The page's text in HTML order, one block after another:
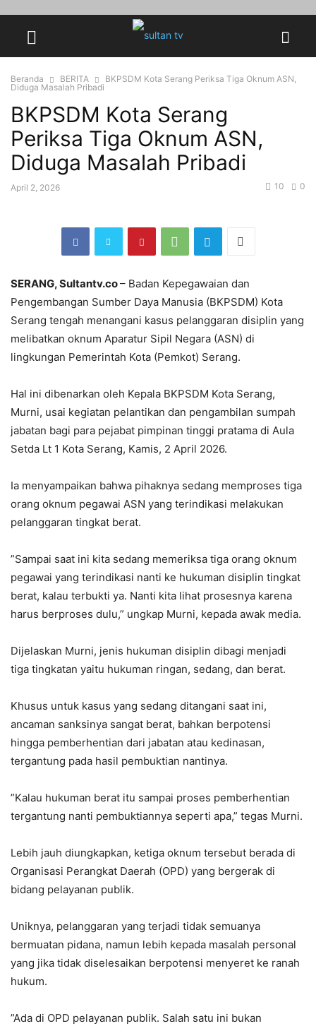
Beranda BERITA
‎BKPSDM Kota Serang Periksa Tiga Oknum ASN,
Diduga Masalah Pribadi
‎BKPSDM Kota Serang
Periksa Tiga Oknum ASN,
Diduga Masalah Pribadi
April 2, 2026 0
10
SERANG, Sultantv.co– Badan Kepegawaian dan
Pengembangan Sumber Daya Manusia (BKPSDM) Kota
Serang tengah menangani kasus pelanggaran disiplin yang
melibatkan oknum Aparatur Sipil Negara (ASN) di
lingkungan Pemerintah Kota (Pemkot) Serang.
‎Hal ini dibenarkan oleh Kepala BKPSDM Kota Serang,
Murni, usai kegiatan pelantikan dan pengambilan sumpah
jabatan bagi para pejabat pimpinan tinggi pratama di Aula
Setda Lt 1 Kota Serang, Kamis, 2 April 2026.
‎Ia menyampaikan bahwa pihaknya sedang memproses tiga
orang oknum pegawai ASN yang terindikasi melakukan
pelanggaran tingkat berat.
‎”Sampai saat ini kita sedang memeriksa tiga orang oknum
pegawai yang terindikasi nanti ke hukuman disiplin tingkat
berat, kalau terbukti ya. Nanti kita lihat prosesnya karena
harus berproses dulu,” ungkap Murni, kepada awak media.
‎Dijelaskan Murni, jenis hukuman disiplin dibagi menjadi
tiga tingkatan yaitu hukuman ringan, sedang, dan berat.
Khusus untuk kasus yang sedang ditangani saat ini,
ancaman sanksinya sangat berat, bahkan berpotensi
hingga pemberhentian dari jabatan atau kedinasan,
tergantung pada hasil pembuktian nantinya.
‎”Kalau hukuman berat itu sampai proses pemberhentian
tergantung nanti pembuktiannya seperti apa,” tegas Murni.
‎Lebih jauh diungkapkan, ketiga oknum tersebut berada di
Organisasi Perangkat Daerah (OPD) yang bergerak di
bidang pelayanan publik.
‎Uniknya, pelanggaran yang terjadi tidak semuanya
bermuatan pidana, namun lebih kepada masalah personal
yang jika tidak diselesaikan berpotensi menyeret ke ranah
hukum.
‎”Ada di OPD pelayanan publik. Salah satu ini bukan